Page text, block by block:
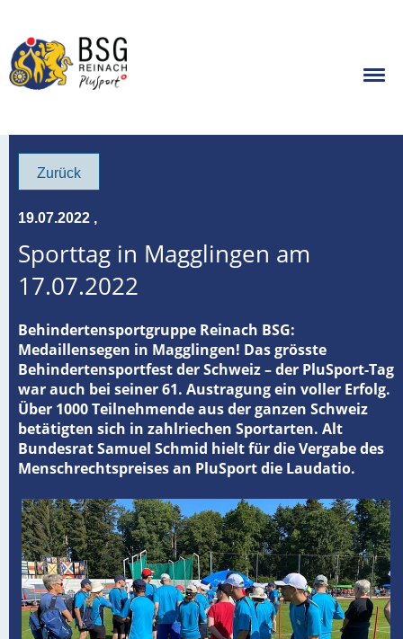
Zurück
19.07.2022 ,
Sporttag in Magglingen am
17.07.2022
Behindertensportgruppe Reinach BSG:
Medaillensegen in Magglingen! Das grösste
Behindertensportfest der Schweiz – der PluSport-Tag
war auch bei seiner 61. Austragung ein voller Erfolg.
Über 1000 Teilnehmende aus der ganzen Schweiz
betätigten sich in zahlriechen Sportarten. Alt
Bundesrat Samuel Schmid hielt für die Vergabe des
Menschrechtspreises an PluSport die Laudatio.